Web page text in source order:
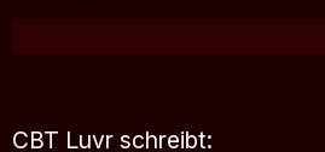
CBT Luvr schreibt: